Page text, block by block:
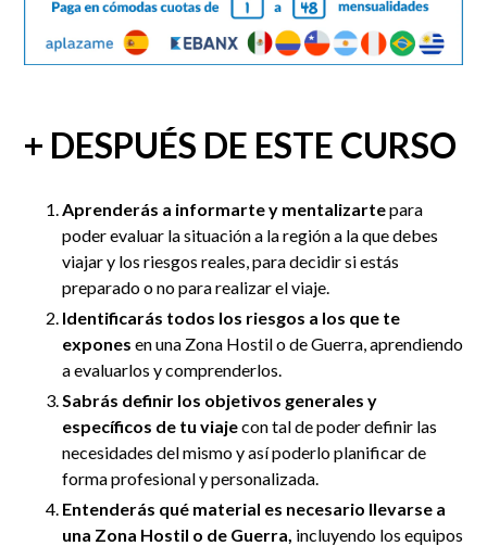
+ DESPUÉS DE ESTE CURSO
Aprenderás a informarte y mentalizartepara
poder evaluar la situación a la región a la que debes
viajar y los riesgos reales, para decidir si estás
preparado o no para realizar el viaje.
Identificarás todos los riesgos a los que te
expones en una Zona Hostil o de Guerra, aprendiendo
a evaluarlos y comprenderlos.
Sabrás definir los objetivos generales y
específicos de tu viajecon tal de poder definir las
necesidades del mismo y así poderlo planificar de
forma profesional y personalizada.
Entenderás qué material es necesario llevarse a
una Zona Hostil o de Guerra, incluyendo los equipos